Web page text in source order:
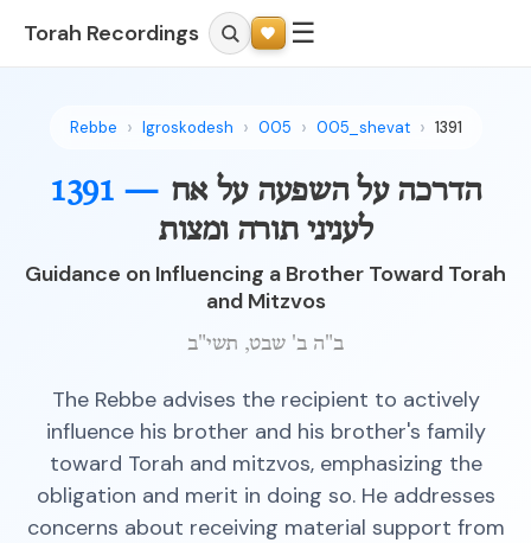
Torah Recordings ☰
Rebbe Igroskodesh 005 005_shevat 1391
1391 — הדרכה על השפעה על אח
לעניני תורה ומצות
Guidance on Influencing a Brother Toward Torah
and Mitzvos
ב"ה ב' שבט, תשי"ב
The Rebbe advises the recipient to actively
influence his brother and his brother's family
toward Torah and mitzvos, emphasizing the
obligation and merit in doing so. He addresses
concerns about receiving material support from